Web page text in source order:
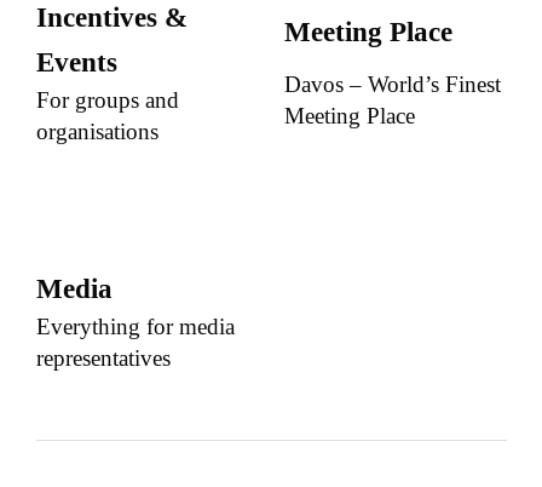
Incentives &
Events
For groups and
organisations
Meeting Place
Davos – World’s Finest
Meeting Place
Media
Everything for media
representatives